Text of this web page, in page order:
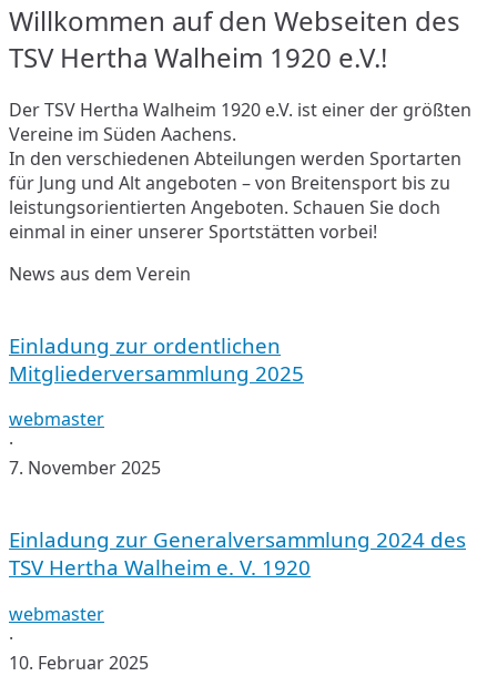
Willkommen auf den Webseiten des
TSV Hertha Walheim 1920 e.V.!
Der TSV Hertha Walheim 1920 e.V. ist einer der größten
Vereine im Süden Aachens.
In den verschiedenen Abteilungen werden Sportarten
für Jung und Alt angeboten – von Breitensport bis zu
leistungsorientierten Angeboten. Schauen Sie doch
einmal in einer unserer Sportstätten vorbei!
News aus dem Verein
ordentlichen
Mitgliederversammlung
Einladung zur ordentlichen
Mitgliederversammlung 2025
webmaster
·
7. November 2025
Generalversammlung
2024
TSV
Hertha
Walheim
Einladung zur Generalversammlung 2024 des
TSV Hertha Walheim e. V. 1920
webmaster
·
10. Februar 2025